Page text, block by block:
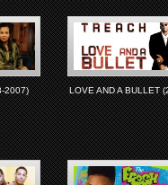
2007) LOVE AND A BULLET